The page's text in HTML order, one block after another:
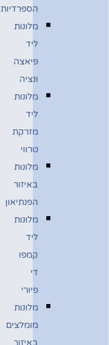
הספרדיות
מלונות
ליד
פיאצה
ונציה
מלונות
ליד
מזרקת
טרווי
מלונות
באיזור
הפנתיאון
מלונות
ליד
קמפו
די
פיורי
מלונות
מומלצים
באיזור